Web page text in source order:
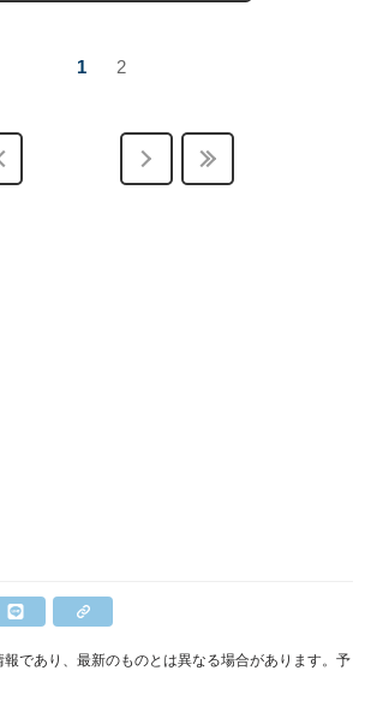
1 2
であり、最新のものとは異なる場合があります。予